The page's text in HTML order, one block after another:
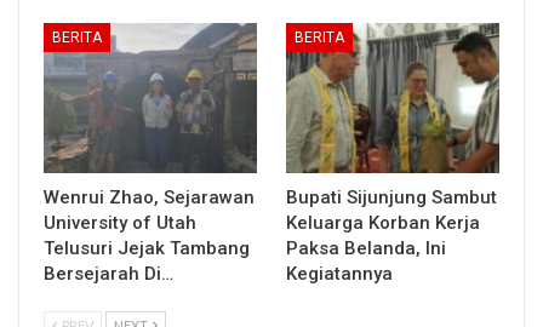
BERITA
Wenrui Zhao, Sejarawan
University of Utah
Telusuri Jejak Tambang
Bersejarah Di…
BERITA
Bupati Sijunjung Sambut
Keluarga Korban Kerja
Paksa Belanda, Ini
Kegiatannya